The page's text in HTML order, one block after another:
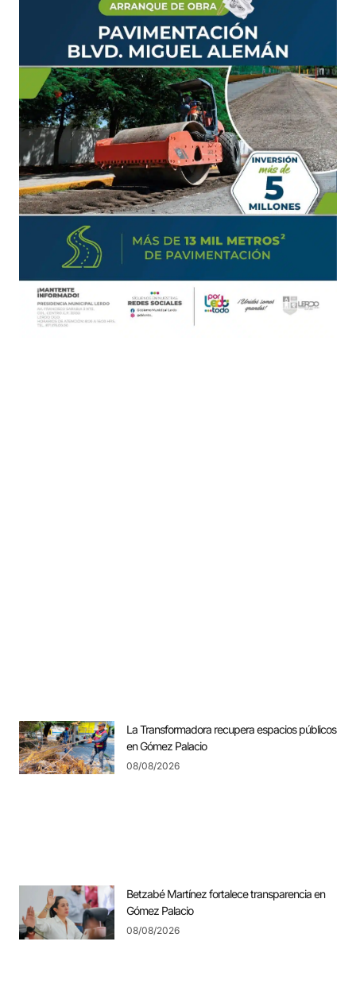
La Transformadora recupera espacios públicos
en Gómez Palacio
08/08/2026
Betzabé Martínez fortalece transparencia en
Gómez Palacio
08/08/2026